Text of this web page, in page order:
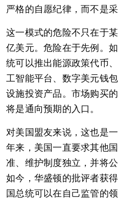
严格的自愿纪律，而不是
这一模式的危险不只在于
亿美元。危险在于先例。
统可以推出能源政策代币
工智能平台、数字美元钱
设施投资产品。市场购买
将是通向预期的入口。
对美国盟友来说，这也是
年来，美国一直要求其他
准、维护制度独立，并将
如今，华盛顿的批评者获
国总统可以在自己监管的